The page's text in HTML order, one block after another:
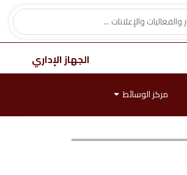
الجهاز الإداري
مركز الوسائط